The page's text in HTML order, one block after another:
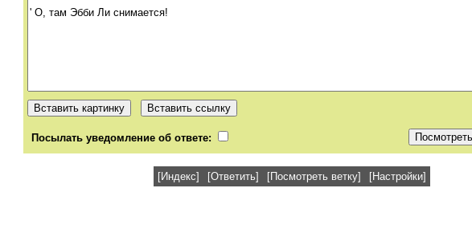
Посылать уведомление об ответе:
[Индекс] [Ответить] [Посмотреть ветку] [Настройки]